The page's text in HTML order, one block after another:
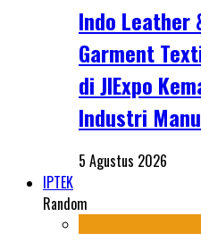
Indo Leather
Garment
di JIExpo
Industri
5 Agustus 2026
IPTEK
Random